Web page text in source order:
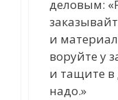
деловым:
и
воруйте у
и тащите в
надо.»